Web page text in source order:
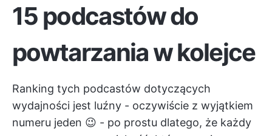
15 podcastów do
powtarzania w kolejce
Ranking tych podcastów dotyczących
wydajności jest luźny - oczywiście z wyjątkiem
numeru jeden 😉 - po prostu dlatego, że każdy